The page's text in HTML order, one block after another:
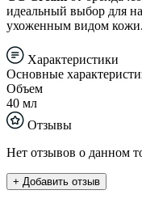
идеальный выбор для
ухоженным видом кожи.
Характеристики
Основные
Объем
40 мл
Отзывы
Нет отзывов о данном
+ Добавить отзыв